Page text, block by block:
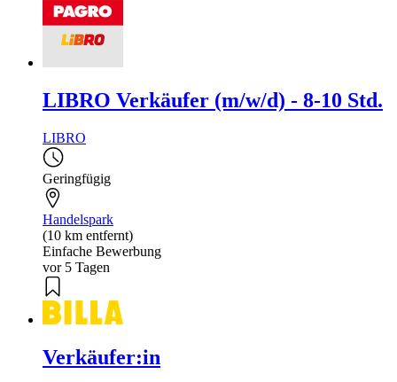
LIBRO Verkäufer (m/w/d) - 8-10 Std.
LIBRO
Geringfügig
Handelspark
(10 km entfernt)
Einfache Bewerbung
vor 5 Tagen
Verkäufer:in